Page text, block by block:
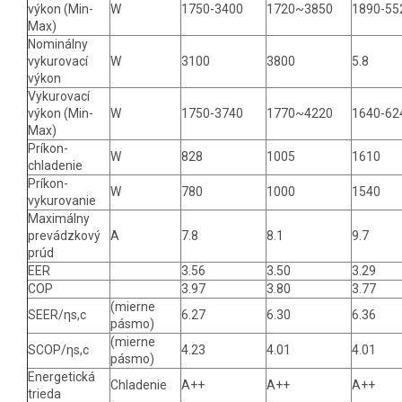
výkon (Min-
Max)
W 1750-3400 1720~3850 1890-
Nominálny
vykurovací
výkon
W 3100 3800 5.8
Vykurovací
výkon (Min-
Max)
W 1750-3740 1770~4220 1640-
Príkon-
chladenie
W 828 1005
1610
Príkon-
vykurovanie
W 780 1000
1540
Maximálny
prevádzkový
prúd
A 7.8 8.1 9.7
EER 3.56 3.50
3.29
COP
3.97 3.80
3.77
SEER/ηs,c
(mierne
pásmo)
6.27 6.30 6.36
SCOP/ηs,c
(mierne
pásmo)
4.23 4.01
4.01
Energetická
trieda
Chladenie A++ A++
A++